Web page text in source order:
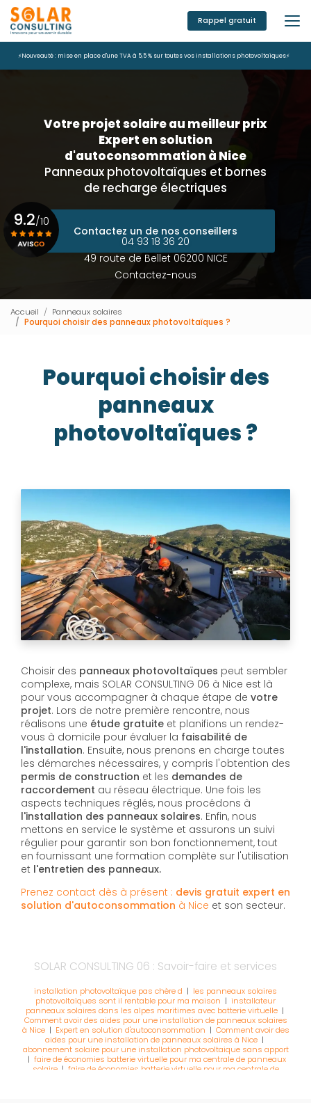
Aller
au
contenu
principal
⚡Nouveauté : mise en place d'une TVA à 5,5 % sur toutes vos installations photovoltaïques⚡
Rappel gratuit
Votre projet solaire au meilleur prix
Expert en solution
d'autoconsommation à Nice
Panneaux photovoltaïques et bornes
de recharge électriques
Contactez un de nos conseillers
04 93 18 36 20
49 route de Bellet 06200 NICE
Contactez-nous
9.2/10
Accueil
Panneaux solaires
Pourquoi choisir des panneaux photovoltaïques ?
Pourquoi choisir des
panneaux
photovoltaïques ?
Choisir des panneaux photovoltaïques peut sembler
complexe, mais SOLAR CONSULTING 06 à Nice est là
pour vous accompagner à chaque étape de votre
projet. Lors de notre première rencontre, nous
réalisons une étude gratuite et planifions un rendez-
vous à domicile pour évaluer la faisabilité de
l'installation. Ensuite, nous prenons en charge toutes
les démarches nécessaires, y compris l'obtention des
permis de construction et les demandes de
raccordement au réseau électrique. Une fois les
aspects techniques réglés, nous procédons à
l'installation des panneaux solaires. Enfin, nous
mettons en service le système et assurons un suivi
régulier pour garantir son bon fonctionnement, tout
en fournissant une formation complète sur l'utilisation
et l'entretien des panneaux.
Prenez contact dès à présent : devis gratuit expert en
solution d'autoconsommation à Nice et son secteur.
SOLAR CONSULTING 06 : Savoir-faire et services
installation photovoltaïque pas chère d | les panneaux solaires
photovoltaïques sont il rentable pour ma maison | installateur
panneaux solaires dans les alpes maritimes avec batterie virtuelle |
Comment avoir des aides pour une installation de panneaux solaires
à Nice | Expert en solution d'autoconsommation | Comment avoir des
aides pour une installation de panneaux solaires à Nice |
abonnement solaire pour une installation photovoltaique sans apport
| faire de économies batterie virtuelle pour ma centrale de panneaux
solaire | faire de économies batterie virtuelle pour ma centrale de